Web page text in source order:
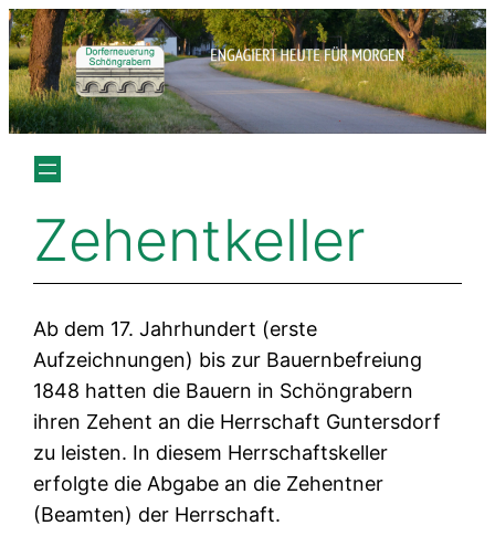
Zum
Inhalt
springen
Zehentkeller
Ab dem 17. Jahrhundert (erste
Aufzeichnungen) bis zur Bauernbefreiung
1848 hatten die Bauern in Schöngrabern
ihren Zehent an die Herrschaft Guntersdorf
zu leisten. In diesem Herrschaftskeller
erfolgte die Abgabe an die Zehentner
(Beamten) der Herrschaft.